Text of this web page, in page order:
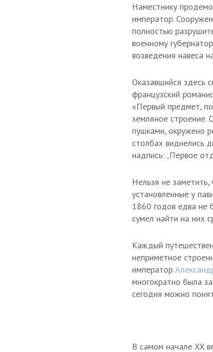
Наместнику
император.
полностью
военному
возведения навеса
Оказавшийся здесь
французский
«Первый предмет,
земляное
пушками, окружено
столбах виднелись
надпись: „Первое
Нельзя не заметить,
установленные у
1860 годов едва не
сумел найти на них
Каждый
неприметное
император
многократно была
сегодня можно
В самом начале XX